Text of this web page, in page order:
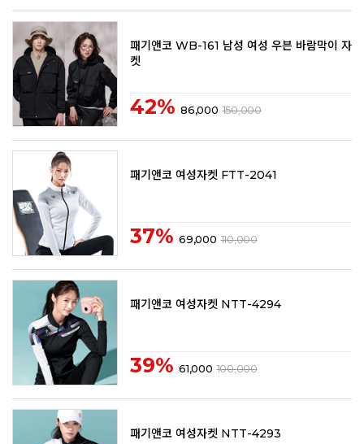
패기앤코 WB-161 남성 여성 우븐 바람막이 자
켓
42% 86,000 150,000
패기앤코 여성자켓 FTT-2041
37% 69,000 110,000
패기앤코 여성자켓 NTT-4294
39% 61,000 100,000
패기앤코 여성자켓 NTT-4293